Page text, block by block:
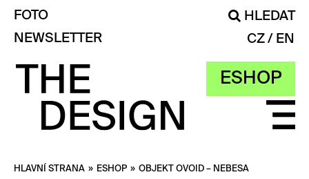
ESHOP
FOTO
HLEDAT
NEWSLETTER
CZ EN
HLAVNÍ STRANA » ESHOP » OBJEKT OVOID – NEBESA